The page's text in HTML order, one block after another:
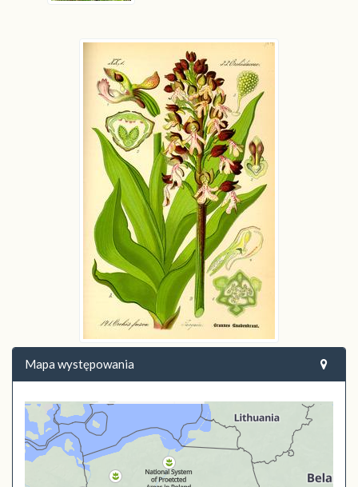
Mapa występowania